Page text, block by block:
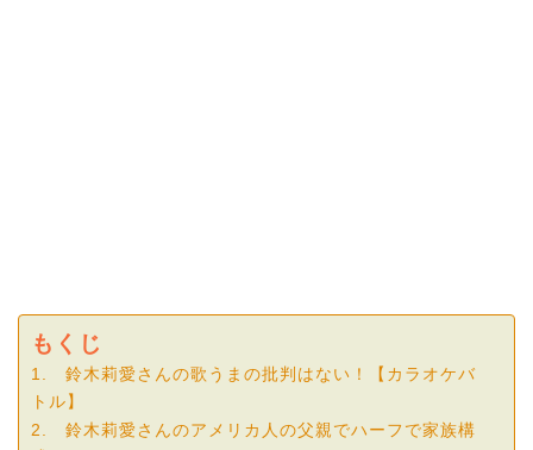
もくじ
1. 鈴木莉愛さんの歌うまの批判はない！【カラオケバ
トル】
2. 鈴木莉愛さんのアメリカ人の父親でハーフで家族構